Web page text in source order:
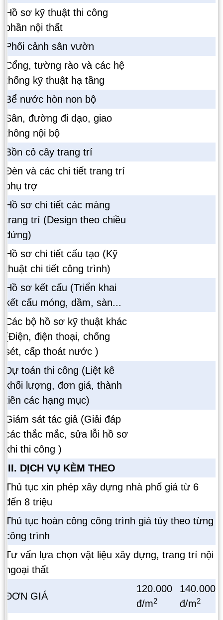
Hồ sơ kỹ thuật thi công
phần nội thất
Phối cảnh sân vườn
Cổng, tường rào và các hệ
thống kỹ thuật hạ tầng
Bể nước hòn non bộ
Sân, đường đi dạo, giao
thông nội bộ
Bồn cỏ cây trang trí
Đèn và các chi tiết trang trí
phụ trợ
Hồ sơ chi tiết các màng
trang trí (Design theo chiều
đứng)
Hồ sơ chi tiết cấu tạo (Kỹ
thuật chi tiết công trình)
Hồ sơ kết cấu (Triển khai
kết cấu móng, dầm, sàn...
Các bộ hồ sơ kỹ thuật khác
(Điện, điện thoại, chống
sét, cấp thoát nước )
Dự toán thi công (Liệt kê
khối lượng, đơn giá, thành
tiền các hạng mục)
Giám sát tác giả (Giải đáp
các thắc mắc, sửa lỗi hồ sơ
khi thi công )
III. DỊCH VỤ KÈM THEO
Thủ tục xin phép xây dựng nhà phố giá từ 6
đến 8 triệu
Thủ tục hoàn công công trình giá tùy theo từng
công trình
Tư vấn lựa chọn vật liệu xây dựng, trang trí nội
ngoại thất
ĐƠN GIÁ
120.000
đ/m2
140.000
đ/m2